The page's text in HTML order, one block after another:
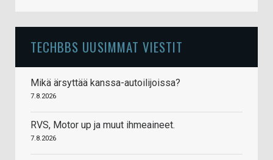
TECHBBS UUSIMMAT VIESTIT
Mikä ärsyttää kanssa-autoilijoissa?
7.8.2026
RVS, Motor up ja muut ihmeaineet.
7.8.2026